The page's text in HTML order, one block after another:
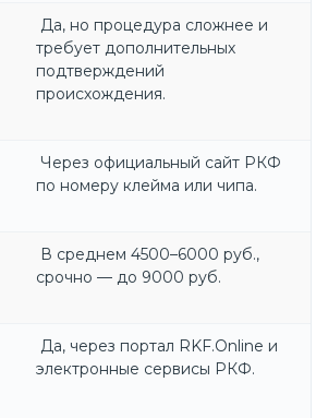
Да, но процедура сложнее и
требует дополнительных
подтверждений
происхождения.
Через официальный сайт РКФ
по номеру клейма или чипа.
В среднем 4500–6000 руб.,
срочно — до 9000 руб.
Да, через портал RKF.Online и
электронные сервисы РКФ.